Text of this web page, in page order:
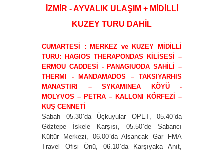
İZMİR - AYVALIK ULAŞIM + MİDİLLİ
KUZEY TURU DAHİL
CUMARTESİ : MERKEZ ve KUZEY MİDİLLİ
TURU: HAGIOS THERAPONDAS KİLİSESİ –
ERMOU CADDESİ - PANAGIUODA SAHİLİ –
THERMI - MANDAMADOS – TAKSIYARHIS
MANASTIRI – SYKAMINEA KÖYÜ -
MOLYVOS – PETRA – KALLONI KÖRFEZİ –
KUŞ CENNETİ
Sabah 05.30`da Üçkuyular OPET, 05.40`da
Göztepe İskele Karşısı, 05.50`de Sabancı
Kültür Merkezi, 06.00`da Alsancak Gar FMA
Travel Ofisi Önü, 06.10`da Karşıyaka Anıt,